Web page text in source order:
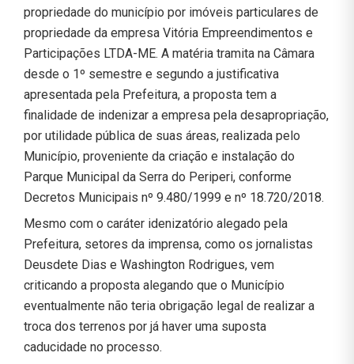
propriedade do município por imóveis particulares de
propriedade da empresa Vitória Empreendimentos e
Participações LTDA-ME. A matéria tramita na Câmara
desde o 1º semestre e segundo a justificativa
apresentada pela Prefeitura, a proposta tem a
finalidade de indenizar a empresa pela desapropriação,
por utilidade pública de suas áreas, realizada pelo
Município, proveniente da criação e instalação do
Parque Municipal da Serra do Periperi, conforme
Decretos Municipais nº 9.480/1999 e nº 18.720/2018.
Mesmo com o caráter idenizatório alegado pela
Prefeitura, setores da imprensa, como os jornalistas
Deusdete Dias e Washington Rodrigues, vem
criticando a proposta alegando que o Município
eventualmente não teria obrigação legal de realizar a
troca dos terrenos por já haver uma suposta
caducidade no processo.